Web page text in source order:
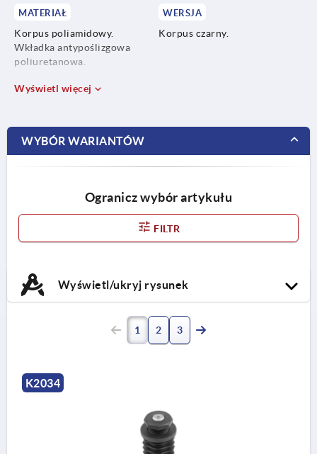
MATERIAŁ
Korpus poliamidowy.
Wkładka antypoślizgowa
poliuretanowa.
WERSJA
Korpus czarny.
Wyświetl więcej
WYBÓR WARIANTÓW
Ogranicz wybór artykułu
FILTR
Wyświetl/ukryj rysunek
1 2 3
K2034